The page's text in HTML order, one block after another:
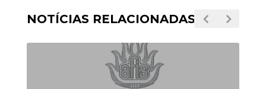
NOTÍCIAS RELACIONADAS